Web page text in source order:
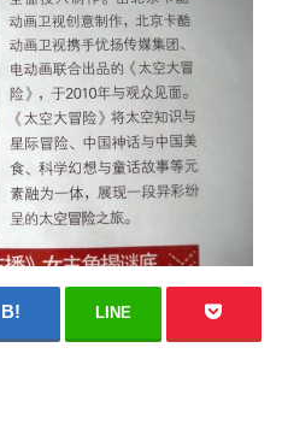
LINE